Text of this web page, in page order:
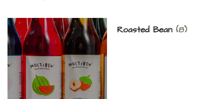
Roasted Bean (8)